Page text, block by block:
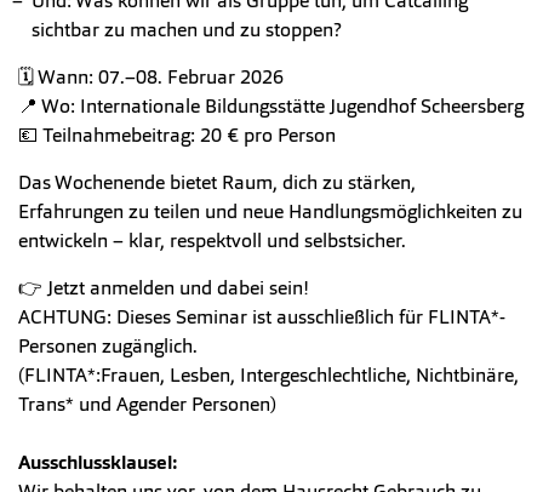
sichtbar zu machen und zu stoppen?
🗓 Wann: 07.–08. Februar 2026
📍 Wo: Internationale Bildungsstätte Jugendhof Scheersberg
💶 Teilnahmebeitrag: 20 € pro Person
Das Wochenende bietet Raum, dich zu stärken,
Erfahrungen zu teilen und neue Handlungsmöglichkeiten zu
entwickeln – klar, respektvoll und selbstsicher.
👉 Jetzt anmelden und dabei sein!
ACHTUNG: Dieses Seminar ist ausschließlich für FLINTA*-
Personen zugänglich.
(FLINTA*:Frauen, Lesben, Intergeschlechtliche, Nichtbinäre,
Trans* und Agender Personen)
Ausschlussklausel: